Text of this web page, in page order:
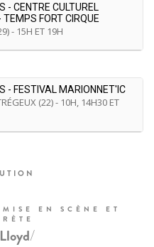
- CENTRE CULTUREL
TEMPS FORT CIRQUE
- 15H ET 19H
- FESTIVAL MARIONNET'IC
(22) - 10H, 14H30 ET
EN SCÈNE ET
/